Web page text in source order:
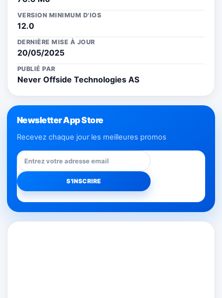
VERSION MINIMUM D'IOS
12.0
DERNIÈRE MISE À JOUR
20/05/2025
PUBLIÉ PAR
Never Offside Technologies AS
Newsletter App Store
Recevez chaque jour les meilleures promos